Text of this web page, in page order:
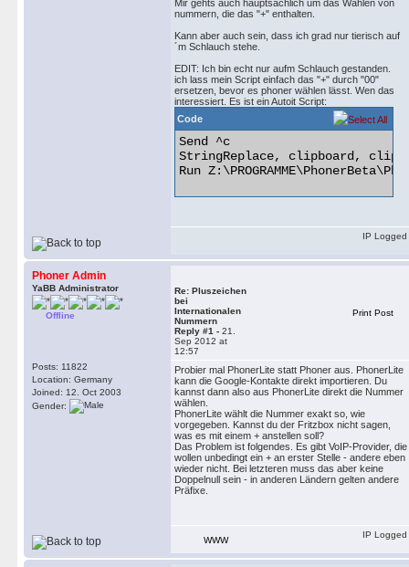
Mir gehts auch hauptsächlich um das Wählen von
nummern, die das "+" enthalten.
Kann aber auch sein, dass ich grad nur tierisch auf
´m Schlauch stehe.
EDIT: Ich bin echt nur aufm Schlauch gestanden.
ich lass mein Script einfach das "+" durch "00"
ersetzen, bevor es phoner wählen lässt. Wen das
interessiert. Es ist ein Autoit Script:
Code
Send ^c
StringReplace, clipboard,
Run
IP Logged
Phoner Admin
YaBB Administrator
Offline
Posts: 11822
Location: Germany
Joined: 12. Oct 2003
Gender:
Re: Pluszeichen
bei
Internationalen
Nummern
Reply #1 - 21.
Sep 2012 at
12:57
Print Post
Probier mal PhonerLite statt Phoner aus. PhonerLite
kann die Google-Kontakte direkt importieren. Du
kannst dann also aus PhonerLite direkt die Nummer
wählen.
PhonerLite wählt die Nummer exakt so, wie
vorgegeben. Kannst du der Fritzbox nicht sagen,
was es mit einem + anstellen soll?
Das Problem ist folgendes. Es gibt VoIP-Provider, die
wollen unbedingt ein + an erster Stelle - andere eben
wieder nicht. Bei letzteren muss das aber keine
Doppelnull sein - in anderen Ländern gelten andere
Präfixe.
WWW
IP Logged